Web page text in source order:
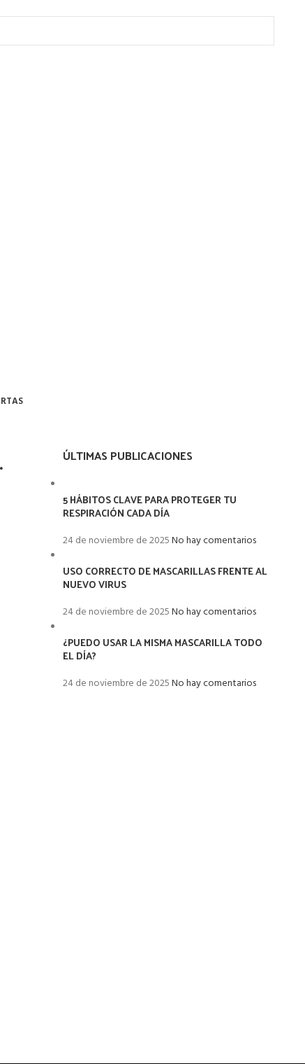
ÚLTIMAS PUBLICACIONES
5 HÁBITOS CLAVE PARA PROTEGER TU
RESPIRACIÓN CADA DÍA
24 de noviembre de 2025No hay comentarios
USO CORRECTO DE MASCARILLAS FRENTE AL
NUEVO VIRUS
24 de noviembre de 2025No hay comentarios
¿PUEDO USAR LA MISMA MASCARILLA TODO
EL DÍA?
24 de noviembre de 2025No hay comentarios